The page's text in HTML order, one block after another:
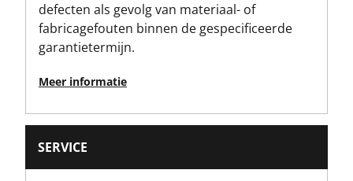
Standards / Norms
Conforms to all EU standards
Momentsleutel Accessoires Type
defecten als gevolg van materiaal- of
fabricagefouten binnen de gespecificeerde
garantietermijn.
Meer informatie
SERVICE